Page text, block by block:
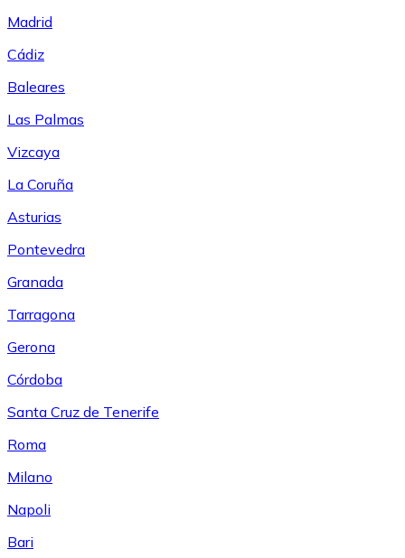
Madrid
Cádiz
Baleares
Las Palmas
Vizcaya
La Coruña
Asturias
Pontevedra
Granada
Tarragona
Gerona
Córdoba
Santa Cruz de Tenerife
Roma
Milano
Napoli
Bari